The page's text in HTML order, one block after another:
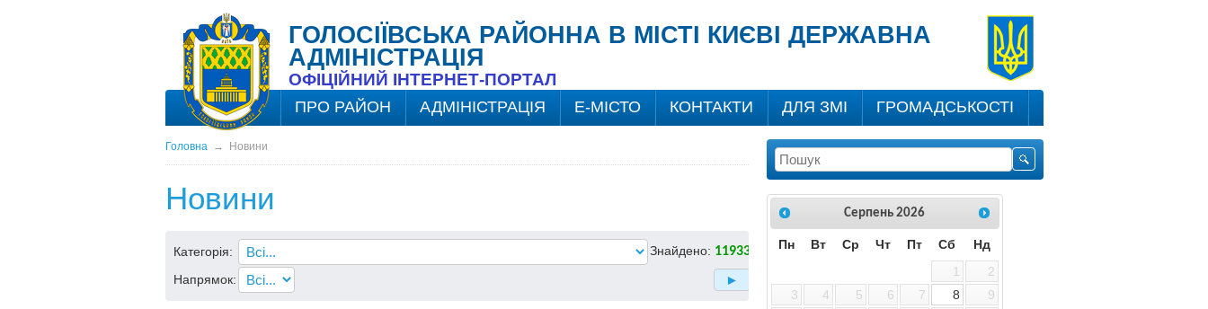
ГОЛОСІЇВСЬКА РАЙОННА В МІСТІ КИЄВІ ДЕРЖАВНА
АДМІНІСТРАЦІЯ
ОФІЦІЙНИЙ ІНТЕРНЕТ-ПОРТАЛ
ПРО РАЙОН АДМІНІСТРАЦІЯ Е-МІСТО КОНТАКТИ ДЛЯ ЗМІ ГРОМАДСЬКОСТІ
Головна→ Новини
Новини
Категорія: Знайдено: 11933
Напрямок:
Серпень 2026
Пн Вт Ср Чт Пт Сб
Нд
1
2
3
4 5 6 7 8
9